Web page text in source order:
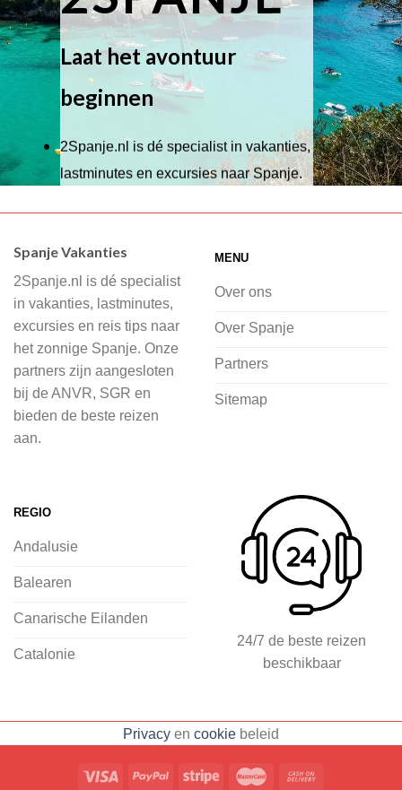
Laat het avontuur
beginnen
2Spanje.nl is dé specialist in vakanties,
lastminutes en excursies naar Spanje.
Wij hebben een breed scala aan
of je nu wilt relaxen op het strand,
cultuur wilt ontdekken of avontuur zoekt
in de natuur.
Bij 2Spanje.nl begint de voorpret al
voordat je het vliegtuig instapt, door
inspiratie op te doen over dit zonnige
vliegvakantie zoeken en boeken bij
2Spanje.nl, met een team dat altijd
klaarstaat om eventuele vragen te
beantwoorden en ervoor te zorgen dat
jij met een gerust hart op vakantie kunt
accommodaties: resorts, hotels en
Voorpret met inspirerende
Spanje Vakanties
2Spanje.nl is dé specialist
in vakanties, lastminutes,
excursies en reis tips naar
het zonnige Spanje. Onze
partners zijn aangesloten
bij de ANVR, SGR en
bieden de beste reizen
aan.
MENU
Over ons
Over Spanje
Partners
Sitemap
REGIO
Andalusie
Balearen
Canarische Eilanden
Catalonie
24/7 de beste reizen
beschikbaar
Privacy en cookie beleid